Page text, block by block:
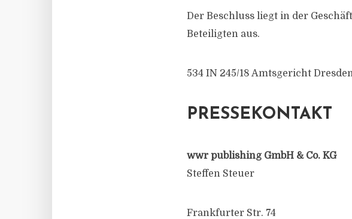
Der Beschluss liegt in der
Beteiligten aus.
534 IN 245/18 Amtsgericht
PRESSEKONTAKT
wwr publishing GmbH & Co. KG
Steffen Steuer
Frankfurter Str. 74